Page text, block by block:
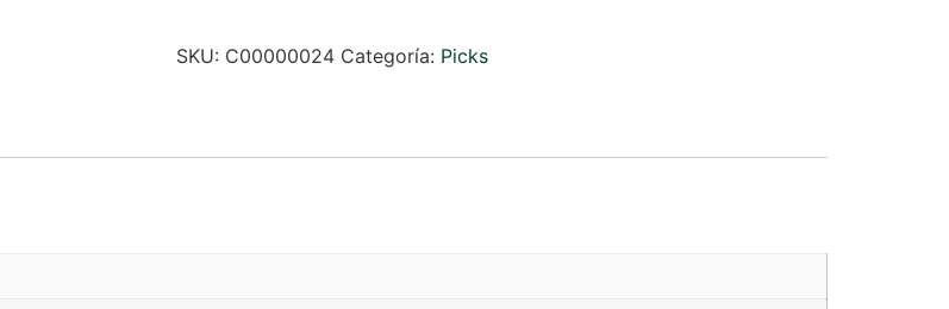
SKU: C00000024 Categoría: Picks